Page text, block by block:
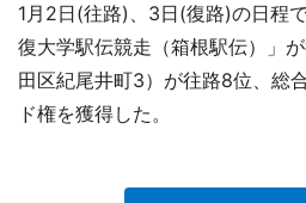
1月2日(往路)、3日(復路)の日程
復大学駅伝競走（箱根駅伝）」
田区紀尾井町3）が往路8位、総
ド権を獲得した。